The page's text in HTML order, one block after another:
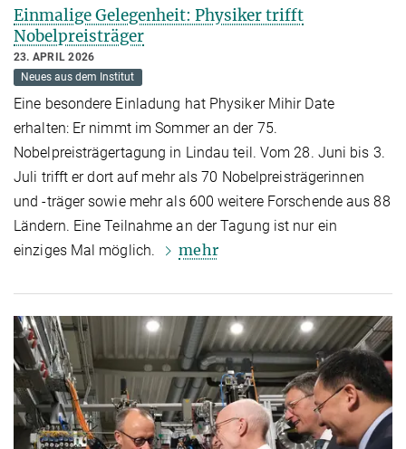
Einmalige Gelegenheit: Physiker trifft
Nobelpreisträger
23. APRIL 2026
Neues aus dem Institut
Eine besondere Einladung hat Physiker Mihir Date
erhalten: Er nimmt im Sommer an der 75.
Nobelpreisträgertagung in Lindau teil. Vom 28. Juni bis 3.
Juli trifft er dort auf mehr als 70 Nobelpreisträgerinnen
und -träger sowie mehr als 600 weitere Forschende aus 88
Ländern. Eine Teilnahme an der Tagung ist nur ein
einziges Mal möglich.
mehr